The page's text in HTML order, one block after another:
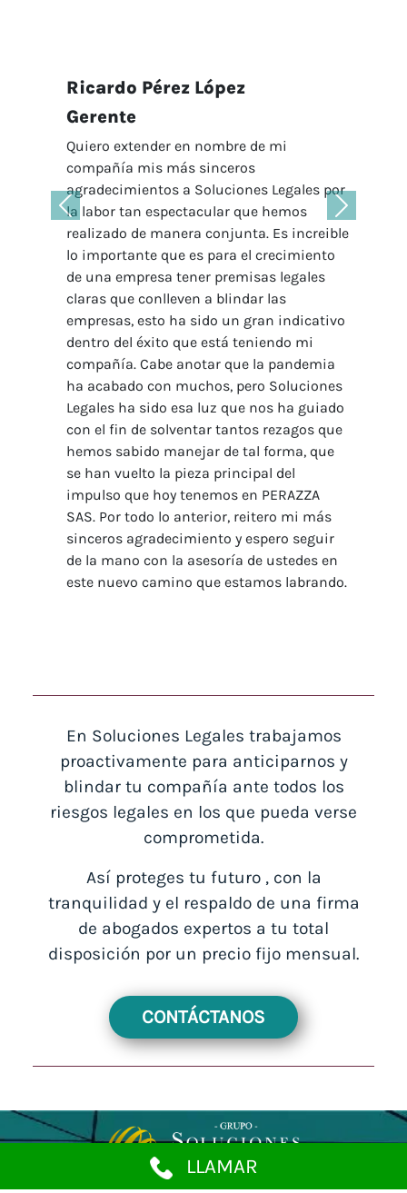
LLAMAR
Ricardo Pérez López
Gerente
Quiero extender en nombre de mi
compañía mis más sinceros
agradecimientos a Soluciones Legales por
la labor tan espectacular que hemos
realizado de manera conjunta. Es increible
lo importante que es para el crecimiento
de una empresa tener premisas legales
claras que conlleven a blindar las
empresas, esto ha sido un gran indicativo
dentro del éxito que está teniendo mi
compañía. Cabe anotar que la pandemia
ha acabado con muchos, pero Soluciones
Legales ha sido esa luz que nos ha guiado
con el fin de solventar tantos rezagos que
hemos sabido manejar de tal forma, que
se han vuelto la pieza principal del
impulso que hoy tenemos en PERAZZA
SAS. Por todo lo anterior, reitero mi más
sinceros agradecimiento y espero seguir
de la mano con la asesoría de ustedes en
este nuevo camino que estamos labrando.
Anterior Siguiente
En Soluciones Legales trabajamos
proactivamente para anticiparnos y
blindar tu compañía ante todos los
riesgos legales en los que pueda verse
comprometida.
Así proteges tu futuro , con la
tranquilidad y el respaldo de una firma
de abogados expertos a tu total
disposición por un precio fijo mensual.
CONTÁCTANOS